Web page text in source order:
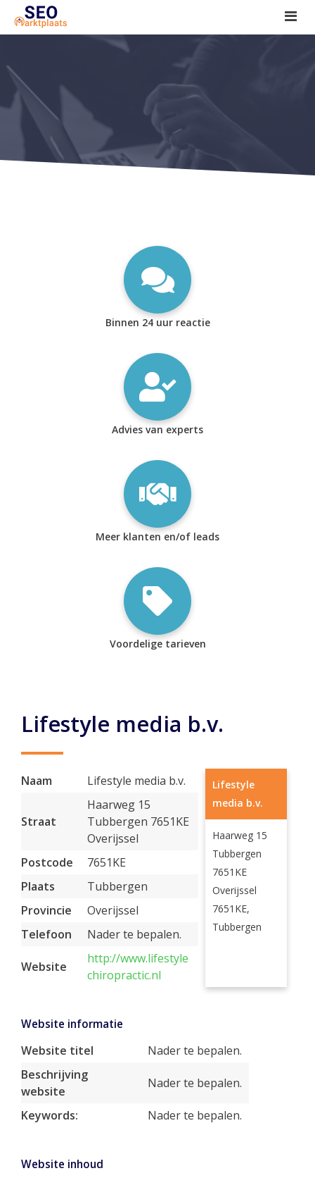
SEO tools reviews
Marketeer bij jou in de buurt?
Offerte
1. Seo voor beginners +
2. Onderzoeken +
Binnen 24 uur reactie
Advies van experts
Meer klanten en/of leads
Voordelige tarieven
Lifestyle media b.v.
Naam Lifestyle media b.v.
Straat
Haarweg 15
Tubbergen 7651KE
Overijssel
Postcode
7651KE
Plaats
Tubbergen
Provincie
Overijssel
Telefoon
Nader te bepalen.
Website
http://www.lifestyle
chiropractic.nl
Lifestyle
media b.v.
Haarweg 15
Tubbergen
7651KE
Overijssel
7651KE,
Tubbergen
Website informatie
Website titel
Nader te bepalen.
Beschrijving
website
Nader te bepalen.
Keywords: Nader te bepalen.
Website inhoud